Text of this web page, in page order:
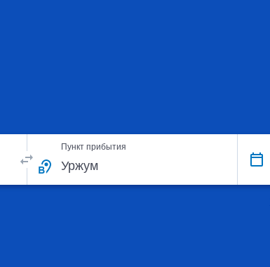
Пункт прибытия